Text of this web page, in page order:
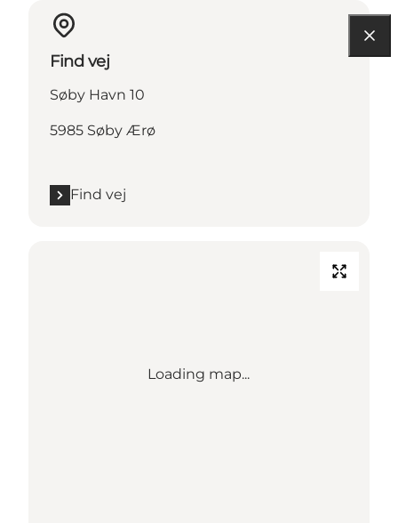
Find vej
Søby Havn 10
5985 Søby Ærø
Find vej
Loading map...